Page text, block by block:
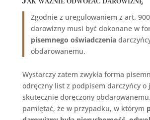
Zgodnie z uregulowaniem z art.
darowizny musi być dokonane w
pisemnego oświadczenia
obdarowanemu.
Wystarczy zatem zwykła forma
odręczny list z podpisem darczyńcy o
skutecznie doręczony
pamiętać, że w przypadku, w którym